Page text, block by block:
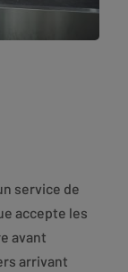
service de
accepte les
avant
arrivant